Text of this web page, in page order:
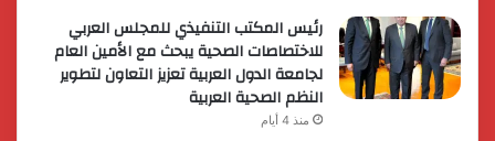
رئيس المكتب التنفيذي للمجلس العربي
للاختصاصات الصحية يبحث مع الأمين العام
لجامعة الدول العربية تعزيز التعاون لتطوير
النظم الصحية العربية
منذ 4 أيام